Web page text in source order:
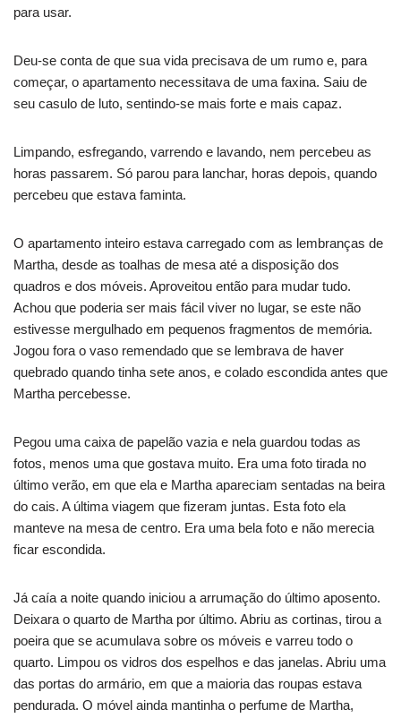
para usar.
Deu-se conta de que sua vida precisava de um rumo e, para
começar, o apartamento necessitava de uma faxina. Saiu de
seu casulo de luto, sentindo-se mais forte e mais capaz.
Limpando, esfregando, varrendo e lavando, nem percebeu as
horas passarem. Só parou para lanchar, horas depois, quando
percebeu que estava faminta.
O apartamento inteiro estava carregado com as lembranças de
Martha, desde as toalhas de mesa até a disposição dos
quadros e dos móveis. Aproveitou então para mudar tudo.
Achou que poderia ser mais fácil viver no lugar, se este não
estivesse mergulhado em pequenos fragmentos de memória.
Jogou fora o vaso remendado que se lembrava de haver
quebrado quando tinha sete anos, e colado escondida antes que
Martha percebesse.
Pegou uma caixa de papelão vazia e nela guardou todas as
fotos, menos uma que gostava muito. Era uma foto tirada no
último verão, em que ela e Martha apareciam sentadas na beira
do cais. A última viagem que fizeram juntas. Esta foto ela
manteve na mesa de centro. Era uma bela foto e não merecia
ficar escondida.
Já caía a noite quando iniciou a arrumação do último aposento.
Deixara o quarto de Martha por último. Abriu as cortinas, tirou a
poeira que se acumulava sobre os móveis e varreu todo o
quarto. Limpou os vidros dos espelhos e das janelas. Abriu uma
das portas do armário, em que a maioria das roupas estava
pendurada. O móvel ainda mantinha o perfume de Martha,